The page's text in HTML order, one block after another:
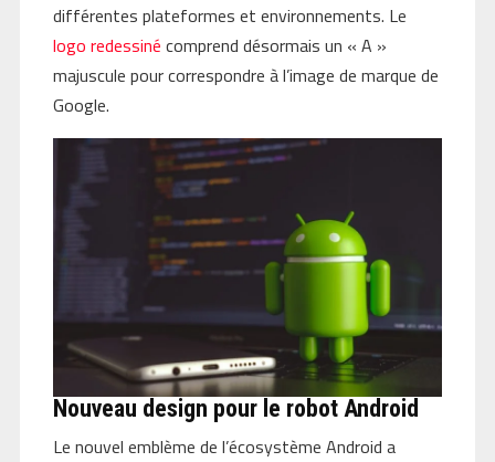
différentes plateformes et environnements. Le
logo redessiné comprend désormais un « A »
majuscule pour correspondre à l’image de marque de
Google.
Nouveau design pour le robot Android
Le nouvel emblème de l’écosystème Android a